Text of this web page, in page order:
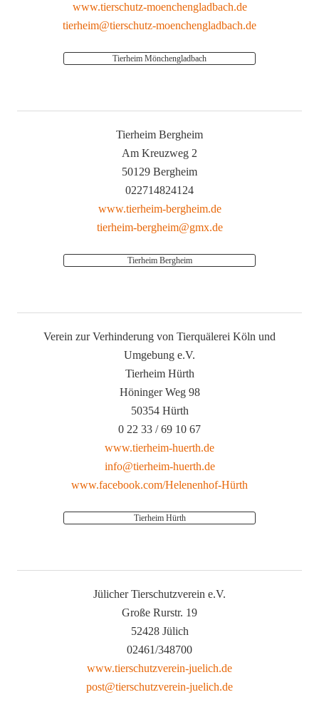
www.tierschutz-moenchengladbach.de
tierheim@tierschutz-moenchengladbach.de
Tierheim Mönchengladbach
Tierheim Bergheim
Am Kreuzweg 2
50129 Bergheim
022714824124
www.tierheim-bergheim.de
tierheim-bergheim@gmx.de
Tierheim Bergheim
Verein zur Verhinderung von Tierquälerei Köln und
Umgebung e.V.
Tierheim Hürth
Höninger Weg 98
50354 Hürth
0 22 33 / 69 10 67
www.tierheim-huerth.de
info@tierheim-huerth.de
www.facebook.com/Helenenhof-Hürth
Tierheim Hürth
Jülicher Tierschutzverein e.V.
Große Rurstr. 19
52428 Jülich
02461/348700
www.tierschutzverein-juelich.de
post@tierschutzverein-juelich.de